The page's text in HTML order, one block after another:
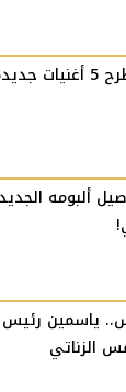
ماجد المهندس يطرح 5 أغنيات
ألبومه
ياسمين
الزناتي